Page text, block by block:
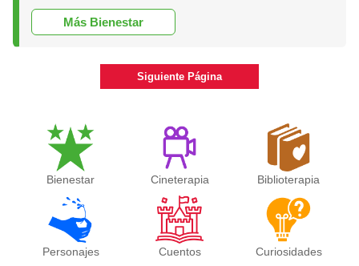
Más Bienestar
Siguiente Página
Bienestar Cineterapia Biblioterapia
Personajes Cuentos Curiosidades